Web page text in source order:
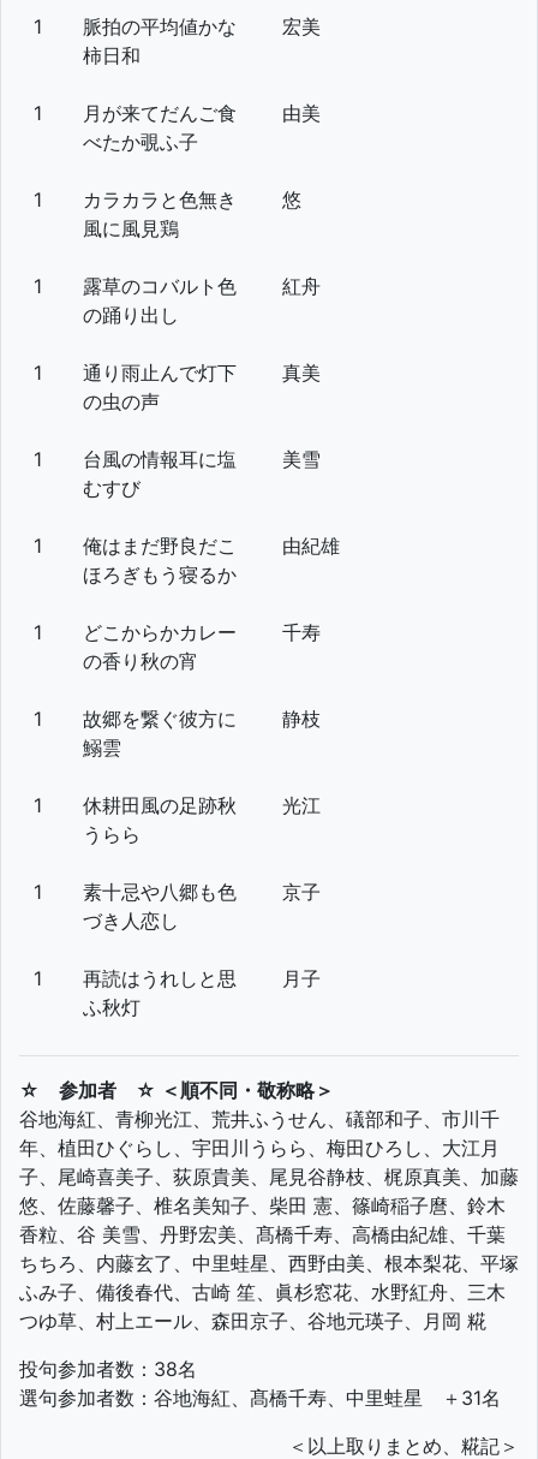
1
脈拍の平均値かな
柿日和
宏美
1
月が来てだんご食
べたか覗ふ子
由美
1
カラカラと色無き
風に風見鶏
悠
1
露草のコバルト色
の踊り出し
紅舟
1
通り雨止んで灯下
の虫の声
真美
1
台風の情報耳に塩
むすび
美雪
1
俺はまだ野良だこ
ほろぎもう寝るか
由紀雄
1
どこからかカレー
の香り秋の宵
千寿
1
故郷を繋ぐ彼方に
鰯雲
静枝
1
休耕田風の足跡秋
うらら
光江
1
素十忌や八郷も色
づき人恋し
京子
1
再読はうれしと思
ふ秋灯
月子
☆ 参加者 ☆ ＜順不同・敬称略＞
谷地海紅、青柳光江、荒井ふうせん、礒部和子、市川千
年、植田ひぐらし、宇田川うらら、梅田ひろし、大江月
子、尾崎喜美子、荻原貴美、尾見谷静枝、梶原真美、加藤
悠、佐藤馨子、椎名美知子、柴田 憲、篠崎稲子麿、鈴木
香粒、谷 美雪、丹野宏美、髙橋千寿、高橋由紀雄、千葉
ちちろ、内藤玄了、中里蛙星、西野由美、根本梨花、平塚
ふみ子、備後春代、古崎 笙、眞杉窓花、水野紅舟、三木
つゆ草、村上エール、森田京子、谷地元瑛子、月岡 糀
投句参加者数：38名
選句参加者数：谷地海紅、髙橋千寿、中里蛙星 ＋31名
＜以上取りまとめ、糀記＞